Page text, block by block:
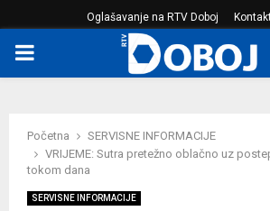
Oglašavanje na RTV Doboj
PRIMARY
Početna
SERVISNE INFORMACIJE
VRIJEME: Sutra pretežno oblačno uz
tokom dana
SERVISNE INFORMACIJE